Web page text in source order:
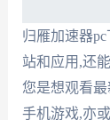
归雁加速器
站和应用,还
您是想观看
手机游戏,亦